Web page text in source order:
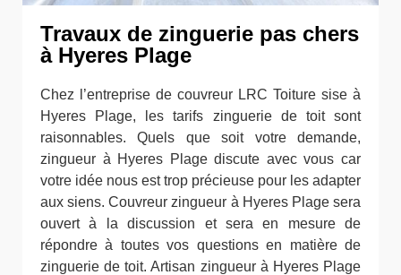
Travaux de zinguerie pas chers
à Hyeres Plage
Chez l’entreprise de couvreur LRC Toiture sise à
Hyeres Plage, les tarifs zinguerie de toit sont
raisonnables. Quels que soit votre demande,
zingueur à Hyeres Plage discute avec vous car
votre idée nous est trop précieuse pour les adapter
aux siens. Couvreur zingueur à Hyeres Plage sera
ouvert à la discussion et sera en mesure de
répondre à toutes vos questions en matière de
zinguerie de toit. Artisan zingueur à Hyeres Plage